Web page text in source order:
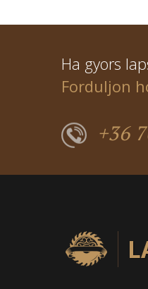
Ha gyors
Forduljon
+36